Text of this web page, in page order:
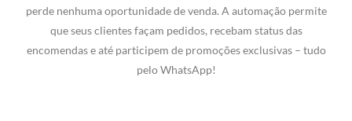
perde nenhuma oportunidade de venda. A automação permite
que seus clientes façam pedidos, recebam status das
encomendas e até participem de promoções exclusivas – tudo
pelo WhatsApp!